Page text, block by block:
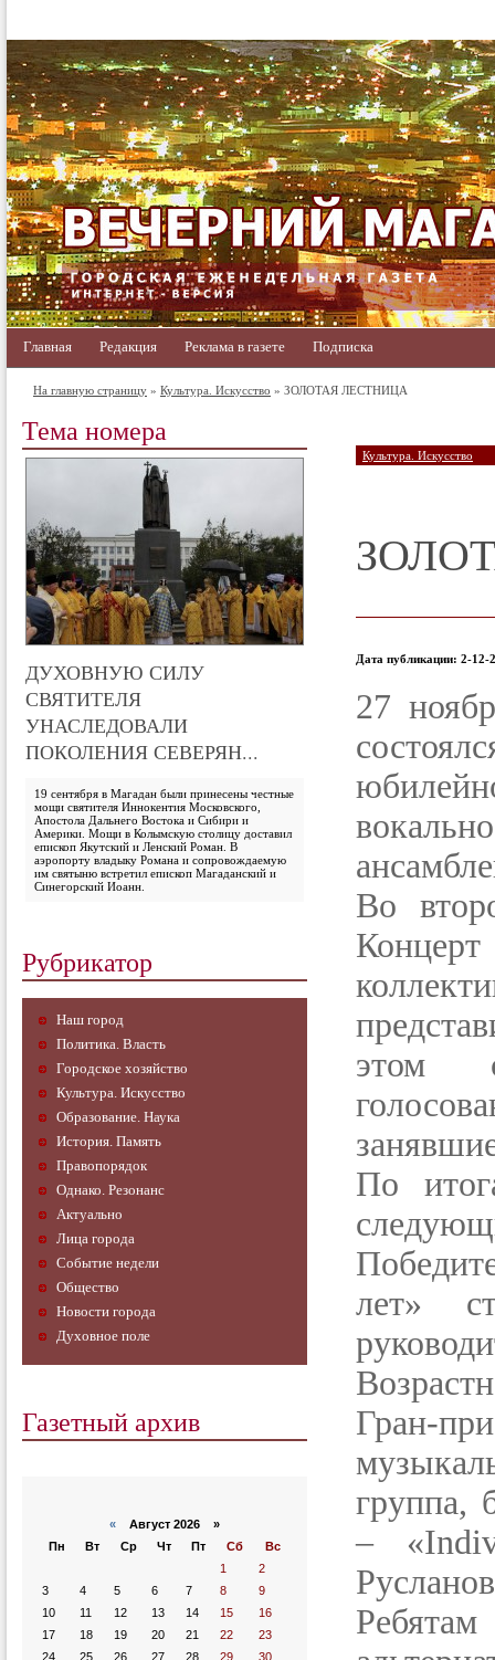
Главная Редакция Реклама в газете Подписка
На главную страницу » Культура. Искусство » ЗОЛОТАЯ ЛЕСТНИЦА
Тема номера
ДУХОВНУЮ СИЛУ
СВЯТИТЕЛЯ
УНАСЛЕДОВАЛИ
ПОКОЛЕНИЯ СЕВЕРЯН...
19 сентября в Магадан были принесены честные
мощи святителя Иннокентия Московского,
Апостола Дальнего Востока и Сибири и
Америки. Мощи в Колымскую столицу доставил
епископ Якутский и Ленский Роман. В
аэропорту владыку Романа и сопровождаемую
им святыню встретил епископ Магаданский и
Синегорский Иоанн.
Рубрикатор
Наш город
Политика. Власть
Городское хозяйство
Культура. Искусство
Образование. Наука
История. Память
Правопорядок
Однако. Резонанс
Актуально
Лица города
Событие недели
Общество
Новости города
Духовное поле
Газетный архив
« Август 2026 »
Пн
Вт Ср Чт Пт Сб
Вс
1
2
3
4 5 6 7 8
9
10
11 12 13 14 15
16
17
18 19 20 21 22
23
24
25 26 27 28 29
30
Культура. Искусство
Дата публикации: 2-12-
27
Во
этом
По
лет»
Гран-
группа,
–